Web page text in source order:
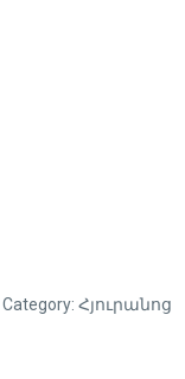
Category: Հյուրանոց